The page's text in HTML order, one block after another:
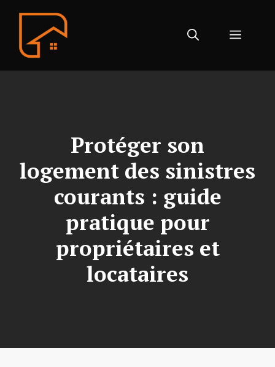
contenu
Menu
Protéger son
logement des sinistres
courants : guide
pratique pour
propriétaires et
locataires